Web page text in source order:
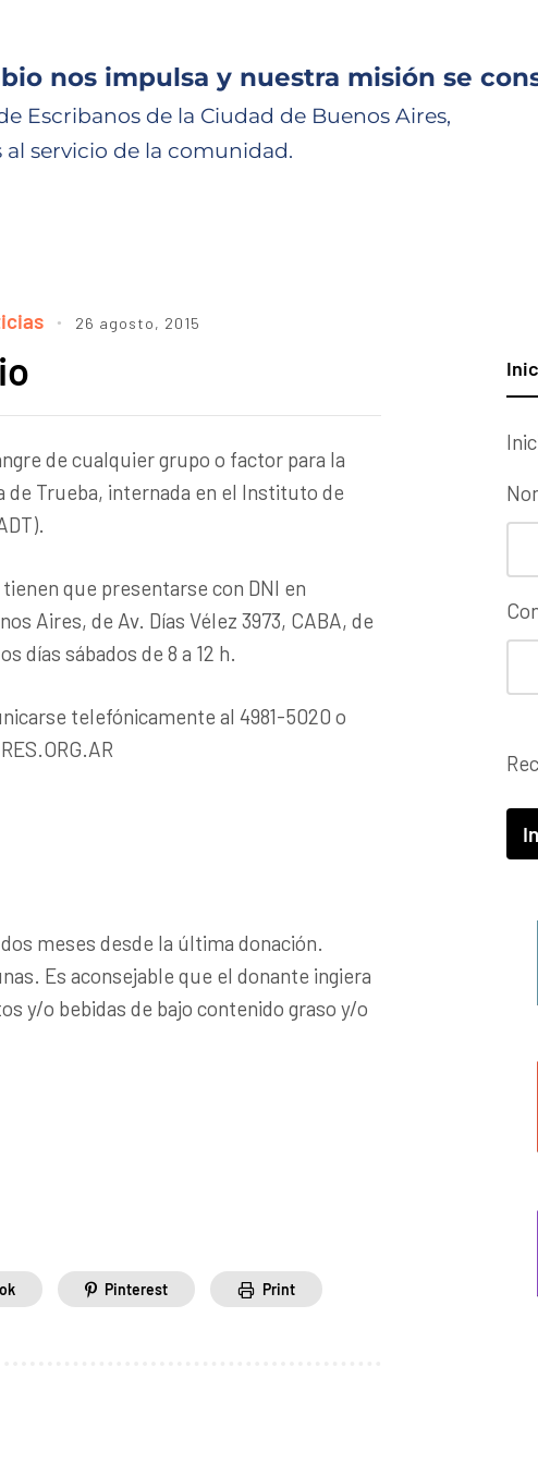
nos impulsa y nuestra misión se
Escribanos de la Ciudad de Buenos Aires,
al servicio de la comunidad.
26 agosto, 2015
de cualquier grupo o factor para la
de Trueba, internada en el Instituto de
que presentarse con DNI en
Aires, de Av. Días Vélez 3973, CABA, de
días sábados de 8 a 12 h.
telefónicamente al 4981-5020 o
meses desde la última donación.
Es aconsejable que el donante ingiera
y/o bebidas de bajo contenido graso y/o
Pinterest Print